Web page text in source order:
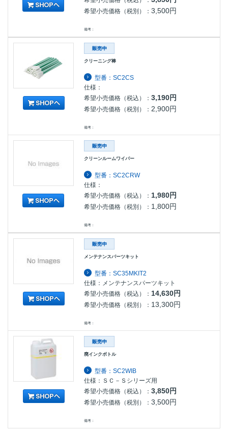
希望小売価格（税別）： 3,500円
備考：
クリーニング棒
型番：SC2CS
仕様：
希望小売価格（税込）：3,190円
希望小売価格（税別）： 2,900円
備考：
クリーンルームワイパー
型番：SC2CRW
仕様：
希望小売価格（税込）： 1,980円
希望小売価格（税別）： 1,800円
備考：
メンテナンスパーツキット
型番：SC35MKIT2
仕様：メンテナンスパーツキット
希望小売価格（税込）： 14,630円
希望小売価格（税別）： 13,300円
備考：
廃インクボトル
型番：SC2WIB
仕様：ＳＣ－Ｓシリーズ用
希望小売価格（税込）：3,850円
希望小売価格（税別）：3,500円
備考：